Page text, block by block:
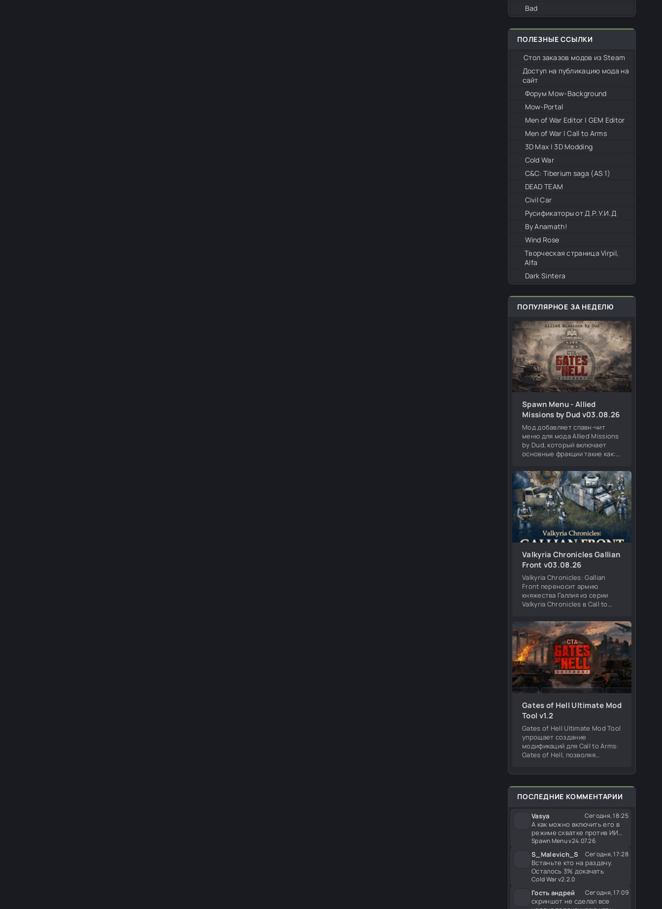
Bad
ПОЛЕЗНЫЕ ССЫЛКИ
Стол заказов модов из Steam
Доступ на публикацию мода на
сайт
Форум Mow-Background
Mow-Portal
Men of War Editor | GEM Editor
Men of War | Call to Arms
3D Max | 3D Modding
Cold War
С&С: Tiberium saga (AS 1)
DEAD TEAM
Civil Car
Русификаторы от Д.Р.У.И.Д
By Anamath!
Wind Rose
Творческая страница Virpil,
Alfa
Dark Sintera
ПОПУЛЯРНОЕ ЗА НЕДЕЛЮ
Spawn Menu - Allied
Missions by Dud v03.08.26
Мод добавляет спавн-чит
меню для мода Allied Missions
by Dud, который включает
основные фракции такие как:
Британия и Финляндия. Меню
появления в игре совместимо
со всеми
Valkyria Chronicles Gallian
Front v03.08.26
Valkyria Chronicles: Gallian
Front переносит армию
княжества Галлия из серии
Valkyria Chronicles в Call to
добавляет новую игровую
фракцию, уникальные
подразделения, героев,
Gates of Hell Ultimate Mod
Tool v1.2
Gates of Hell Ultimate Mod Tool
упрощает создание
модификаций для Call to Arms:
Gates of Hell, позволяя
и работать с игровым
ПОСЛЕДНИЕ КОММЕНТАРИИ
Vasya Сегодня, 18:25
А как можно включить его в
режиме схватке против ИИ
или есть другой спавн меню
Spawn Menu v24.07.26
S_Malevich_S Сегодня, 17:28
Встаньте кто на раздачу.
Осталось 3% докачать
Cold War v2.2.0
Гость андрей Сегодня, 17:09
скриншот не сделал все